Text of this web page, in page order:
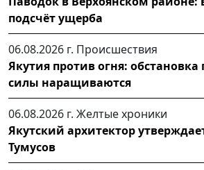
подсчёт ущерба
06.08.2026 г. Происшествия
Якутия против огня:
силы наращиваются
06.08.2026 г. Желтые хроники
Якутский архитектор
Тумусов